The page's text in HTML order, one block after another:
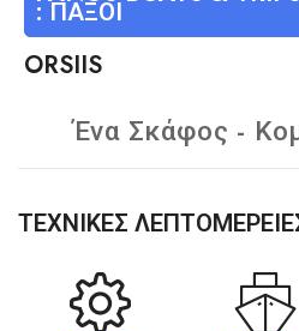
: ΠΑΞΟΊ
ORSIIS
Ένα Σκάφος -
ΤΕΧΝΙΚΈΣ